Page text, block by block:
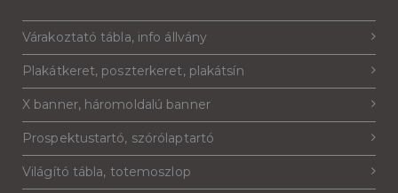
Várakoztató tábla, info állvány
Plakátkeret, poszterkeret, plakátsín
X banner, háromoldalú banner
Prospektustartó, szórólaptartó
Világító tábla, totemoszlop